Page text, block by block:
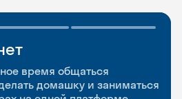
время общаться
домашку и заниматься
новые слова где
разговорной практики